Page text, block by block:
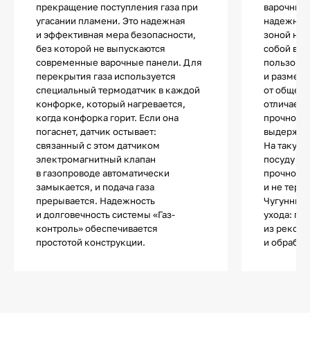
прекращение поступления газа при
угасании пламени. Это надежная
и эффективная мера безопасности,
без которой не выпускаются
современные варочные панели. Для
перекрытия газа используется
специальный термодатчик в каждой
конфорке, который нагревается,
когда конфорка горит. Если она
погаснет, датчик остывает:
связанный с этом датчиком
электромагнитный клапан
в газопроводе автоматически
замыкается, и подача газа
прерывается. Надежность
и долговечность системы «Газ-
контроль» обеспечивается
простотой конструкции.
варочных
надежно
зоной
собой
и размер
от
На такую
посуду
и не
Чугунные
ухода:
из
и